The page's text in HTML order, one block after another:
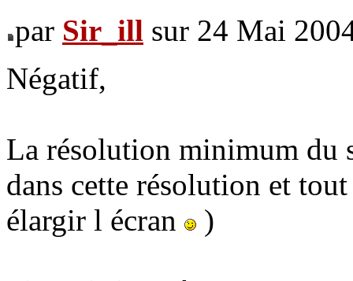
par Sir_ill sur 24 Mai
Négatif,
La résolution minimum du
dans cette résolution et
élargir l écran
)